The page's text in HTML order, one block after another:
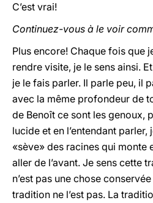
C’est vrai!
Continuez-vous à le voir
Plus encore! Chaque fois que
rendre visite, je le sens ainsi.
je le fais parler. Il parle peu, il
avec la même profondeur de
de Benoît ce sont les genoux,
lucide et en l’entendant
«sève» des racines qui monte
aller de l’avant. Je sens cette
n’est pas une chose
tradition ne l’est pas. La